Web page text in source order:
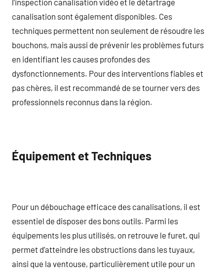
canalisation sont également disponibles. Ces
techniques permettent non seulement de résoudre les
bouchons, mais aussi de prévenir les problèmes futurs
en identifiant les causes profondes des
dysfonctionnements. Pour des interventions fiables et
pas chères, il est recommandé de se tourner vers des
professionnels reconnus dans la région.
Équipement et Techniques
Pour un débouchage efficace des canalisations, il est
essentiel de disposer des bons outils. Parmi les
équipements les plus utilisés, on retrouve le furet, qui
permet d’atteindre les obstructions dans les tuyaux,
ainsi que la ventouse, particulièrement utile pour un